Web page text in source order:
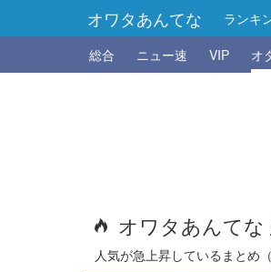
オワタあんてな ランキ
総合
ニュー速 VIP オ
オワタあんて
人気が急上昇しているまとめ